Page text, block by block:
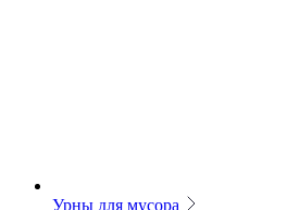
Урны для мусора